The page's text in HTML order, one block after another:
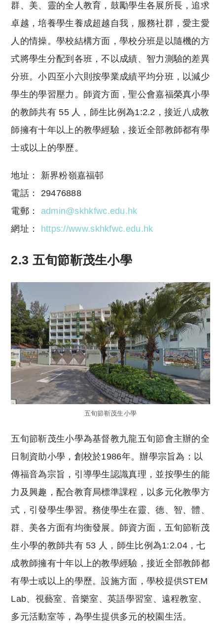
群、美、靈的全人教育，鼓勵學生各展所長，追求
卓越，培養學生養成超越自我，服務社群，愛主愛
人的情操。學校結構方面，學校分班是以隨機的方
式將學生分配到各班，不以成績、智力測驗的差異
分班。小四至小六則按學業成績平均分班，以減少
學生的學習壓力。師資方面，聖公會嘉福榮真小學
的教師共有 55 人，師生比例為1:2.2，接近八成教
師擁有十年以上的教學經驗，接近全部教師都有學
士或以上的學歷。
地址： 新界粉嶺嘉福邨
電話： 29476888
電郵： admin@skhkfwc.edu.hk
網址：
https://www.skhkfwc.edu.hk
2.3 五旬節靳茂生小學
五旬節靳茂生小學
五旬節靳茂生小學為基督教九龍五旬節會主辦的全
日制資助小學，創校於1986年。辦學宗旨為：以
傳福音為宗旨，引導學生認識真理，並按學生的能
力及興趣，配合教育局標準課程，以多元化教學方
式，引發學生學習。務使學生在靈、德、智、體、
群、美各方面有均衡發展。師資方面，五旬節靳茂
生小學的教師共有 53 人，師生比例為1:2.04，七
成教師擁有十年以上的教學經驗，接近全部教師都
有學士或以上的學歷。設施方面，學校提供STEM
Lab、視藝室、音樂室、英語學習室、遠程教室、
多元活動室等，為學生提供多元的校園生活。